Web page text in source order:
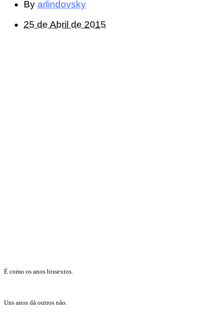
By arlindovsky
25 de Abril de 2015
É como os anos bissextos.
Uns anos dá outros não.